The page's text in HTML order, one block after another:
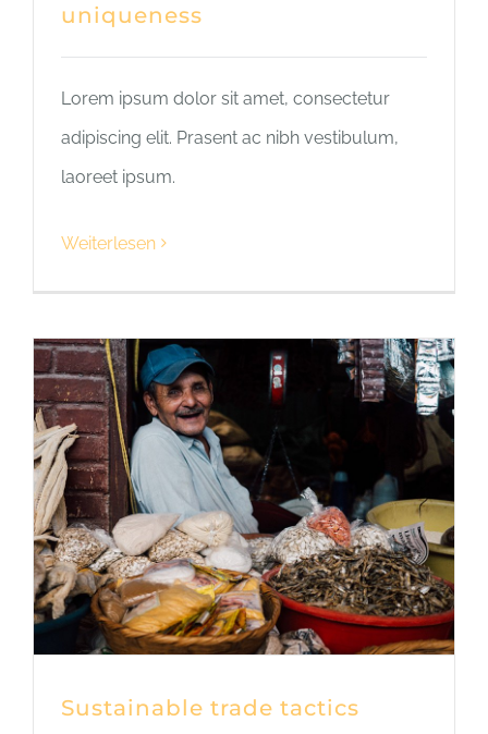
uniqueness
Lorem ipsum dolor sit amet, consectetur
adipiscing elit. Prasent ac nibh vestibulum,
laoreet ipsum.
Weiterlesen
Sustainable trade tactics